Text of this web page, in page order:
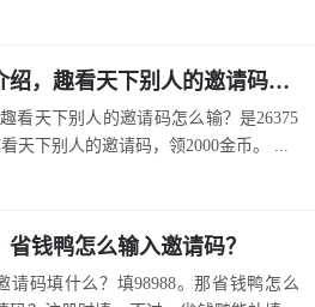
趣看天下官方邀请码介绍，趣看天下别人的邀请码怎么输？
看天下别人的邀请码怎么输？是26375
天下别人的邀请码，领2000金币。 ...
钱鸭怎么输入邀请码？
请码填什么？填98988。那省钱鸭怎么